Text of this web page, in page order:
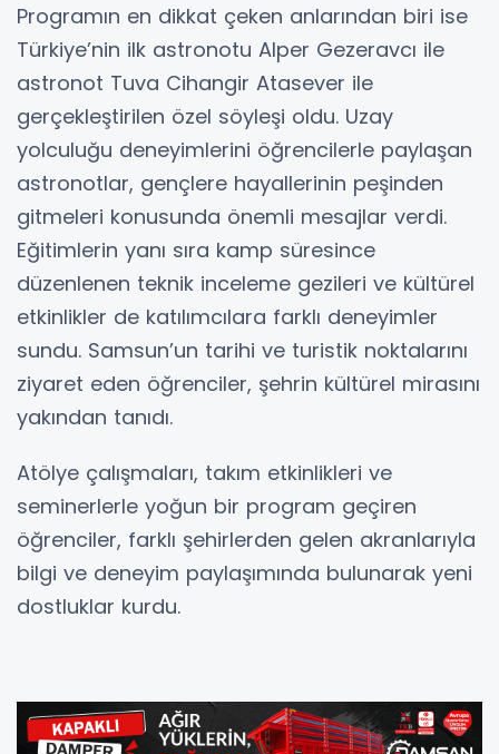
Programın en dikkat çeken anlarından biri ise
Türkiye’nin ilk astronotu Alper Gezeravcı ile
astronot Tuva Cihangir Atasever ile
gerçekleştirilen özel söyleşi oldu. Uzay
yolculuğu deneyimlerini öğrencilerle paylaşan
astronotlar, gençlere hayallerinin peşinden
gitmeleri konusunda önemli mesajlar verdi.
Eğitimlerin yanı sıra kamp süresince
düzenlenen teknik inceleme gezileri ve kültürel
etkinlikler de katılımcılara farklı deneyimler
sundu. Samsun’un tarihi ve turistik noktalarını
ziyaret eden öğrenciler, şehrin kültürel mirasını
yakından tanıdı.
Atölye çalışmaları, takım etkinlikleri ve
seminerlerle yoğun bir program geçiren
öğrenciler, farklı şehirlerden gelen akranlarıyla
bilgi ve deneyim paylaşımında bulunarak yeni
dostluklar kurdu.